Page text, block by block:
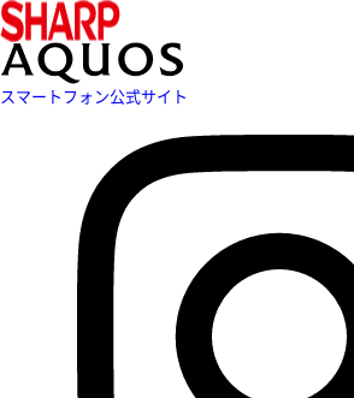
スマートフォン公式サイト